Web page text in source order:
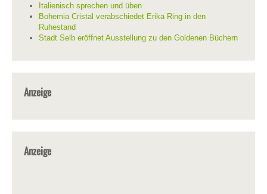
Italienisch sprechen und üben
Bohemia Cristal verabschiedet Erika Ring in den
Ruhestand
Stadt Selb eröffnet Ausstellung zu den Goldenen Büchern
Anzeige
Anzeige